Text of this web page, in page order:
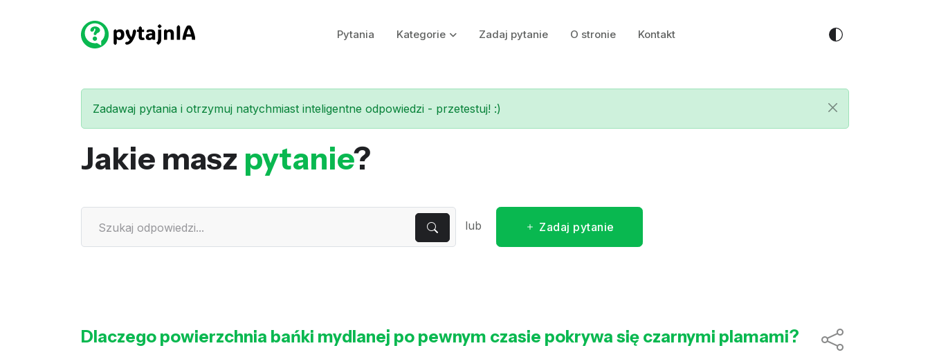
Pytania Kategorie Zadaj pytanie O stronie Kontakt
Zadawaj pytania i otrzymuj natychmiast inteligentne odpowiedzi - przetestuj! :)
Jakie masz pytanie?
lub Zadaj pytanie
Dlaczego powierzchnia bańki mydlanej po pewnym czasie pokrywa się czarnymi plamami?